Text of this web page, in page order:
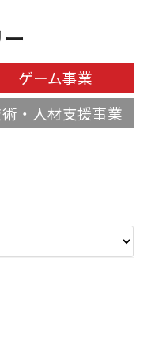
ゲーム事業
・人材支援事業